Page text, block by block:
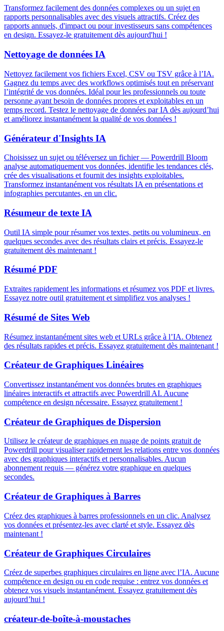
Transformez facilement des données complexes ou un sujet en
rapports personnalisables avec des visuels attractifs. Créez des
rapports annuels, d'impact ou pour investisseurs sans compétences
en design. Essayez-le gratuitement dès aujourd'hui !
Nettoyage de données IA
Nettoyez facilement vos fichiers Excel, CSV ou TSV grâce à l’IA.
Gagnez du temps avec des workflows optimisés tout en préservant
l’intégrité de vos données. Idéal pour les professionnels ou toute
personne ayant besoin de données propres et exploitables en un
temps record. Testez le nettoyage de données par IA dès aujourd’hui
et améliorez instantanément la qualité de vos données !
Générateur d'Insights IA
Choisissez un sujet ou téléversez un fichier — Powerdrill Bloom
analyse automatiquement vos données, identifie les tendances clés,
crée des visualisations et fournit des insights exploitables.
Transformez instantanément vos résultats IA en présentations et
infographies percutantes, en un clic.
Résumeur de texte IA
Outil IA simple pour résumer vos textes, petits ou volumineux, en
quelques secondes avec des résultats clairs et précis. Essayez-le
gratuitement dès maintenant !
Résumé PDF
Extraites rapidement les informations et résumez vos PDF et livres.
Essayez notre outil gratuitement et simplifiez vos analyses !
Résumé de Sites Web
Résumez instantanément sites web et URLs grâce à l’IA. Obtenez
des résultats rapides et précis. Essayez gratuitement dès maintenant !
Créateur de Graphiques Linéaires
Convertissez instantanément vos données brutes en graphiques
linéaires interactifs et attractifs avec Powerdrill AI. Aucune
compétence en design nécessaire. Essayez gratuitement !
Créateur de Graphiques de Dispersion
Utilisez le créateur de graphiques en nuage de points gratuit de
Powerdrill pour visualiser rapidement les relations entre vos données
avec des graphiques interactifs et personnalisables. Aucun
abonnement requis — générez votre graphique en quelques
secondes.
Créateur de Graphiques à Barres
Créez des graphiques à barres professionnels en un clic. Analysez
vos données et présentez-les avec clarté et style. Essayez dès
maintenant !
Créateur de Graphiques Circulaires
Créez de superbes graphiques circulaires en ligne avec l’IA. Aucune
compétence en design ou en code requise : entrez vos données et
obtenez vos visuels instantanément. Essayez gratuitement dès
aujourd’hui !
créateur-de-boîte-à-moustaches